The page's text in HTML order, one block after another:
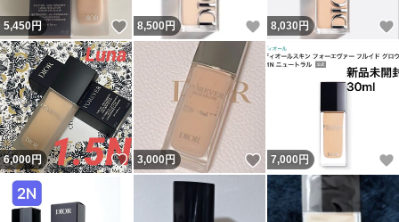
5,450円 いいね！
8,500円 いいね！
8,030 円
6,000円 いいね！
3,000円 いいね！
7,000 円